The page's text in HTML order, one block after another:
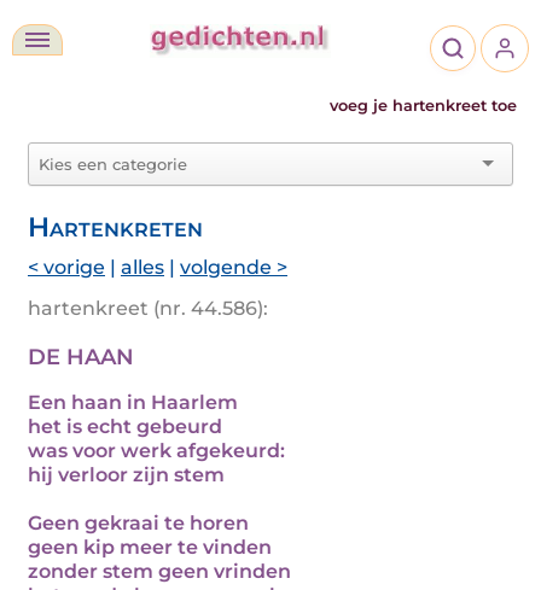
voeg je hartenkreet toe
Hartenkreten
< vorige | alles | volgende >
hartenkreet (nr. 44.586):
DE HAAN
Een haan in Haarlem
het is echt gebeurd
was voor werk afgekeurd:
hij verloor zijn stem
Geen gekraai te horen
geen kip meer te vinden
zonder stem geen vrinden